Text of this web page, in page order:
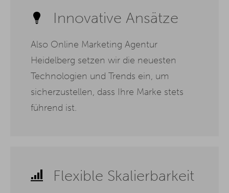
Innovative Ansätze
Also Online Marketing Agentur
Heidelberg setzen wir die neuesten
Technologien und Trends ein, um
sicherzustellen, dass Ihre Marke stets
führend ist.
Flexible Skalierbarkeit